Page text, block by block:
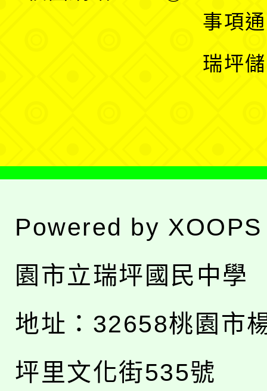
事項
瑞坪
Powered by XOOPS
園市立瑞坪國民中學
地址： 32658桃園市
坪里文化街535號